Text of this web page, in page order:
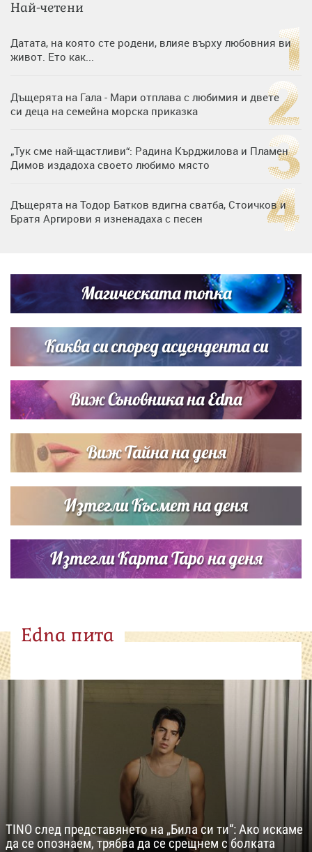
Най-четени
Датата, на която сте родени, влияе върху любовния ви
живот. Ето как...
Дъщерята на Гала - Мари отплава с любимия и двете
си деца на семейна морска приказка
„Тук сме най-щастливи“: Радина Кърджилова и Пламен
Димов издадоха своето любимо място
Дъщерята на Тодор Батков вдигна сватба, Стоичков и
Братя Аргирови я изненадаха с песен
Списъкът е ясен: Джей Ло и Риана във ВИП гостите на
сватбата на Роналдо
Магическата топка
Каква си според асцендента си
Виж Съновника на Edna
Виж Тайна на деня
Изтегли Късмет на деня
Изтегли Карта Таро на деня
Edna пита
TINO след представянето на „Била си ти“: Ако искаме
да се опознаем, трябва да се срещнем с болката